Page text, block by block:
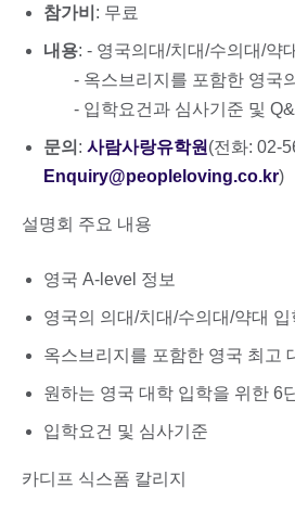
참가비 : 무료
내용: - 영국의대/치대/수의대/약
- 옥스브리지를 포함한 영국
- 입학요건과 심사기준 및
문의 : 사람사랑유학원 (전화: 02-
Enquiry@peopleloving.co.kr)
설명회 주요 내용
영국 A-level 정보
영국의 의대/치대/수의대/약대 입
옥스브리지를 포함한 영국 최고
원하는 영국 대학 입학을 위한 6
입학요건 및 심사기준
카디프 식스폼 칼리지